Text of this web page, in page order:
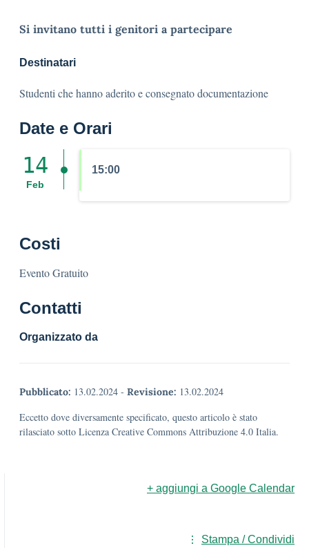
Si invitano tutti i genitori a partecipare
Destinatari
Studenti che hanno aderito e consegnato documentazione
Date e Orari
15:00
14
Feb
Costi
Evento Gratuito
Contatti
Organizzato da
Pubblicato: 13.02.2024 - Revisione: 13.02.2024
Eccetto dove diversamente specificato, questo articolo è stato
rilasciato sotto Licenza Creative Commons Attribuzione 4.0 Italia.
+ aggiungi a Google Calendar
Stampa / Condividi